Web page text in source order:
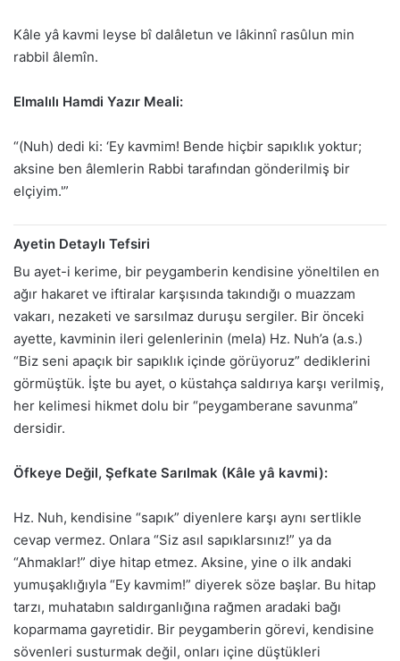
Kâle yâ kavmi leyse bî dalâletun ve lâkinnî rasûlun min
rabbil âlemîn.
Elmalılı Hamdi Yazır Meali:
“(Nuh) dedi ki: ‘Ey kavmim! Bende hiçbir sapıklık yoktur;
aksine ben âlemlerin Rabbi tarafından gönderilmiş bir
elçiyim.'”
Ayetin Detaylı Tefsiri
Bu ayet-i kerime, bir peygamberin kendisine yöneltilen en
ağır hakaret ve iftiralar karşısında takındığı o muazzam
vakarı, nezaketi ve sarsılmaz duruşu sergiler. Bir önceki
ayette, kavminin ileri gelenlerinin (mela) Hz. Nuh’a (a.s.)
“Biz seni apaçık bir sapıklık içinde görüyoruz” dediklerini
görmüştük. İşte bu ayet, o küstahça saldırıya karşı verilmiş,
her kelimesi hikmet dolu bir “peygamberane savunma”
dersidir.
Öfkeye Değil, Şefkate Sarılmak (Kâle yâ kavmi):
Hz. Nuh, kendisine “sapık” diyenlere karşı aynı sertlikle
cevap vermez. Onlara “Siz asıl sapıklarsınız!” ya da
“Ahmaklar!” diye hitap etmez. Aksine, yine o ilk andaki
yumuşaklığıyla “Ey kavmim!” diyerek söze başlar. Bu hitap
tarzı, muhatabın saldırganlığına rağmen aradaki bağı
koparmama gayretidir. Bir peygamberin görevi, kendisine
sövenleri susturmak değil, onları içine düştükleri